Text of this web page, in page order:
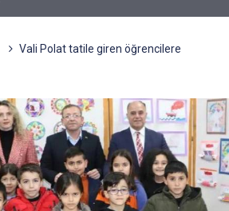
Vali Polat tatile giren öğrencilere